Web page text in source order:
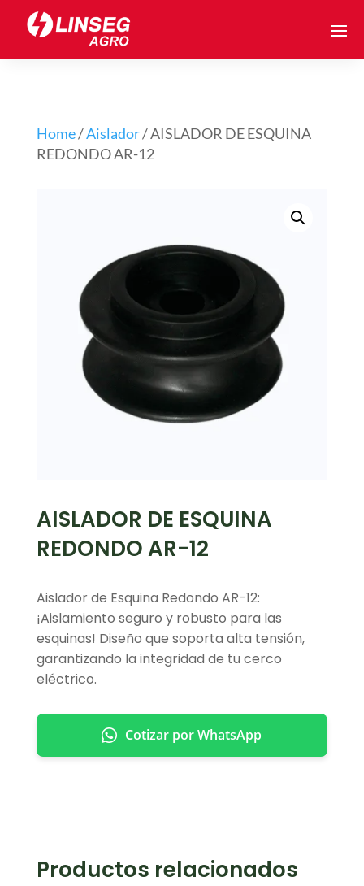
Home/Aislador/ AISLADOR DE ESQUINA
REDONDO AR-12
AISLADOR DE ESQUINA
REDONDO AR-12
Aislador de Esquina Redondo AR-12:
¡Aislamiento seguro y robusto para las
esquinas! Diseño que soporta alta tensión,
garantizando la integridad de tu cerco
eléctrico.
Cotizar por WhatsApp
Productos relacionados